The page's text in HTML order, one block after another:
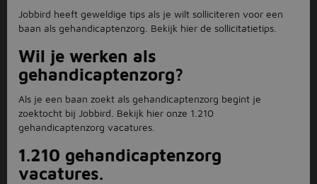
Jobbird heeft geweldige tips als je wilt solliciteren voor een
baan als gehandicaptenzorg. Bekijk hier de sollicitatietips.
Wil je werken als
gehandicaptenzorg?
Als je een baan zoekt als gehandicaptenzorg begint je
zoektocht bij Jobbird. Bekijk hier onze 1.210
gehandicaptenzorg vacatures.
1.210 gehandicaptenzorg
vacatures.